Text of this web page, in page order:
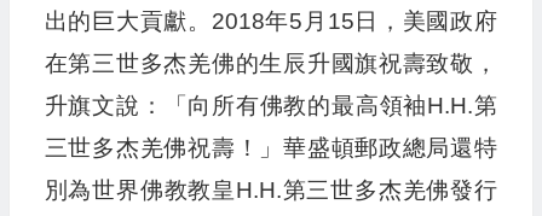
出的巨大貢獻。2018年5月15日，美國政府
在第三世多杰羌佛的生辰升國旗祝壽致敬，
升旗文說：「向所有佛教的最高領袖H.H.第
三世多杰羌佛祝壽！」華盛頓郵政總局還特
別為世界佛教教皇H.H.第三世多杰羌佛發行